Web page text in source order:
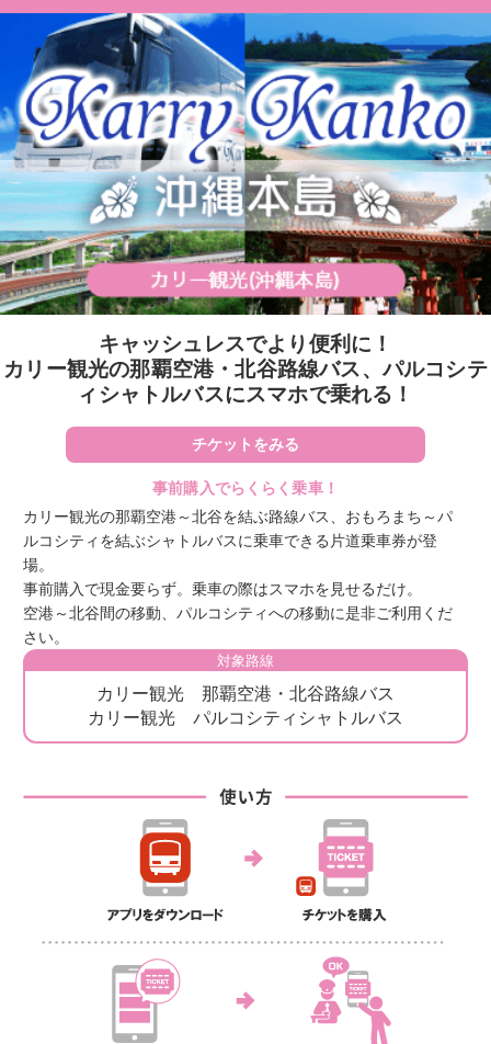
キャッシュレスでより便利に！
カリー観光の那覇空港・北谷路線バス、パルコシテ
ィシャトルバスにスマホで乗れる！
チケットをみる
事前購入でらくらく乗車！
カリー観光の那覇空港～北谷を結ぶ路線バス、おもろまち～パ
ルコシティを結ぶシャトルバスに乗車できる片道乗車券が登
場。
事前購入で現金要らず。乗車の際はスマホを見せるだけ。
空港～北谷間の移動、パルコシティへの移動に是非ご利用くだ
さい。
対象路線
カリー観光 那覇空港・北谷路線バス
カリー観光 パルコシティシャトルバス